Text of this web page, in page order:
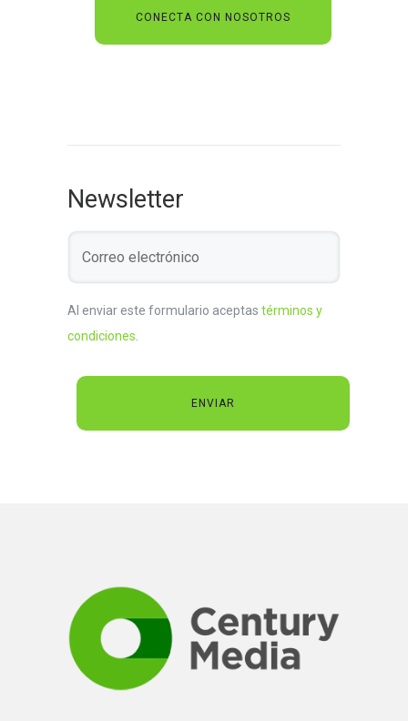
Newsletter
Al enviar este formulario aceptas términos y
condiciones